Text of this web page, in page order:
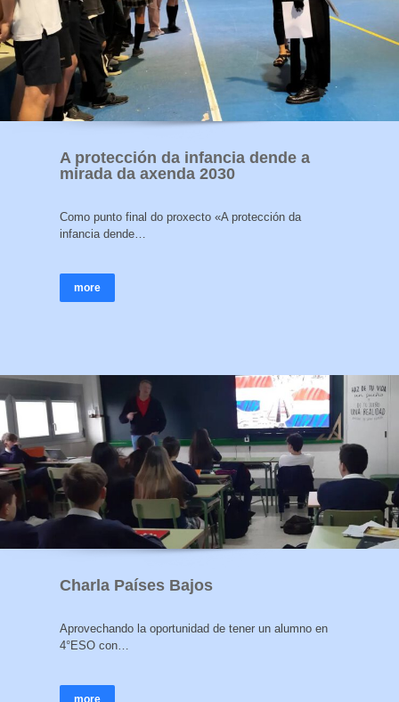
A protección da infancia dende a
mirada da axenda 2030
Como punto final do proxecto «A protección da
infancia dende…
more
Charla Países Bajos
Aprovechando la oportunidad de tener un alumno en
4°ESO con…